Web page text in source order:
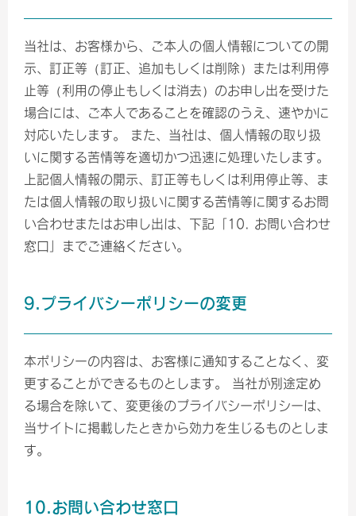
当社は、お客様から、ご本人の個人情報についての開
示、訂正等（訂正、追加もしくは削除）または利用停
止等（利用の停止もしくは消去）のお申し出を受けた
場合には、ご本人であることを確認のうえ、速やかに
対応いたします。 また、当社は、個人情報の取り扱
いに関する苦情等を適切かつ迅速に処理いたします。
上記個人情報の開示、訂正等もしくは利用停止等、ま
たは個人情報の取り扱いに関する苦情等に関するお問
い合わせまたはお申し出は、下記「10. お問い合わせ
窓口」までご連絡ください。
9.プライバシーポリシーの変更
本ポリシーの内容は、お客様に通知することなく、変
更することができるものとします。 当社が別途定め
る場合を除いて、変更後のプライバシーポリシーは、
当サイトに掲載したときから効力を生じるものとしま
す。
10.お問い合わせ窓口